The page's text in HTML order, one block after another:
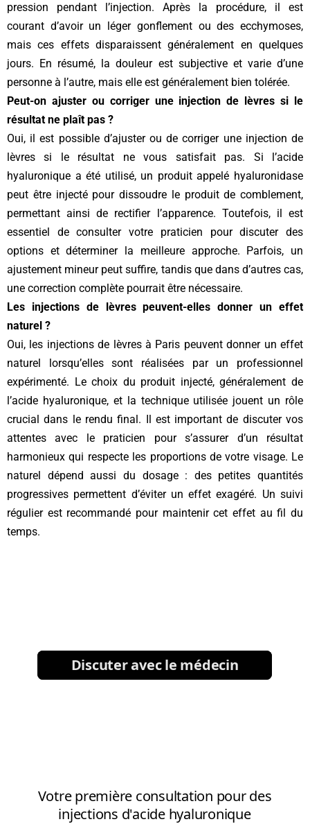
pression pendant l’injection. Après la procédure, il est
courant d’avoir un léger gonflement ou des ecchymoses,
mais ces effets disparaissent généralement en quelques
jours. En résumé, la douleur est subjective et varie d’une
personne à l’autre, mais elle est généralement bien tolérée.
Peut-on ajuster ou corriger une injection de lèvres si le
résultat ne plaît pas ?
Oui, il est possible d’ajuster ou de corriger une injection de
lèvres si le résultat ne vous satisfait pas. Si l’acide
hyaluronique a été utilisé, un produit appelé hyaluronidase
peut être injecté pour dissoudre le produit de comblement,
permettant ainsi de rectifier l’apparence. Toutefois, il est
essentiel de consulter votre praticien pour discuter des
options et déterminer la meilleure approche. Parfois, un
ajustement mineur peut suffire, tandis que dans d’autres cas,
une correction complète pourrait être nécessaire.
Les injections de lèvres peuvent-elles donner un effet
naturel ?
Oui, les injections de lèvres à Paris peuvent donner un effet
naturel lorsqu’elles sont réalisées par un professionnel
expérimenté. Le choix du produit injecté, généralement de
l’acide hyaluronique, et la technique utilisée jouent un rôle
crucial dans le rendu final. Il est important de discuter vos
attentes avec le praticien pour s’assurer d’un résultat
harmonieux qui respecte les proportions de votre visage. Le
naturel dépend aussi du dosage : des petites quantités
progressives permettent d’éviter un effet exagéré. Un suivi
régulier est recommandé pour maintenir cet effet au fil du
temps.